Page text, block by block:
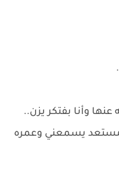
وأنا بفتكر يزن..
مستعد يسمعني وعمره